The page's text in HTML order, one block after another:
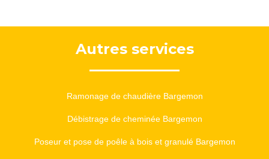
Autres services
Ramonage de chaudière Bargemon
Débistrage de cheminée Bargemon
Poseur et pose de poêle à bois et granulé Bargemon